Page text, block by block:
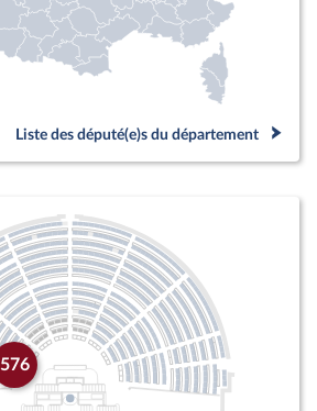
Liste des député(e)s du département
576